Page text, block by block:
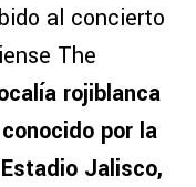
al concierto
The
rojiblanca
por la
Jalisco,